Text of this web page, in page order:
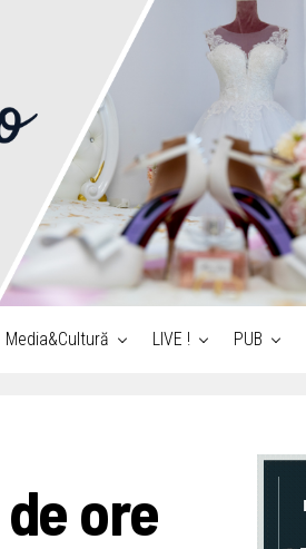
Media&Cultură LIVE ! PUB
ore